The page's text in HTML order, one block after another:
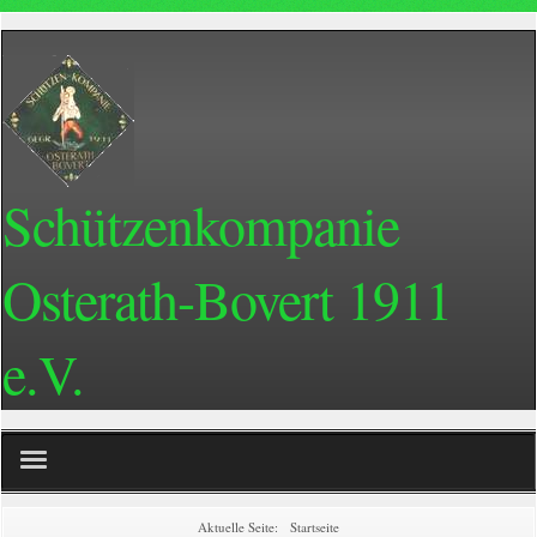
Schützenkompanie
Osterath-Bovert 1911
e.V.
Aktuelle Seite: Startseite